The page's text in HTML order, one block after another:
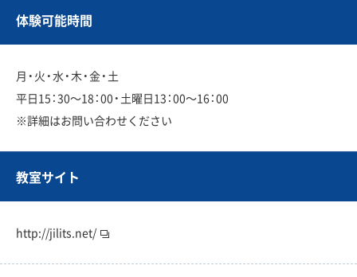
体験可能時間
月・火・水・木・金・土
平日15：30〜18：00・土曜日13：00〜16：00
※詳細はお問い合わせください
教室サイト
http://jilits.net/